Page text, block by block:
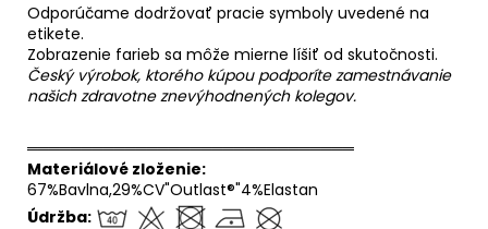
Odporúčame dodržovať pracie symboly uvedené na
etikete.
Zobrazenie farieb sa môže mierne líšiť od skutočnosti.
Český výrobok, ktorého kúpou podporíte zamestnávanie
našich zdravotne znevýhodnených kolegov.
══════════════════════════════
Materiálové zloženie:
67%Bavlna,29%CV"Outlast®"4%Elastan
Údržba: